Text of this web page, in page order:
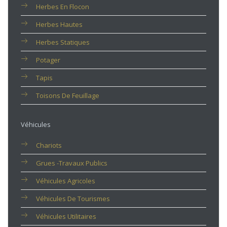
Herbes En Flocon
Herbes Hautes
Herbes Statiques
Potager
Tapis
Toisons De Feuillage
Véhicules
Chariots
Grues -travaux Publics
Véhicules Agricoles
Véhicules De Tourismes
Véhicules Utilitaires